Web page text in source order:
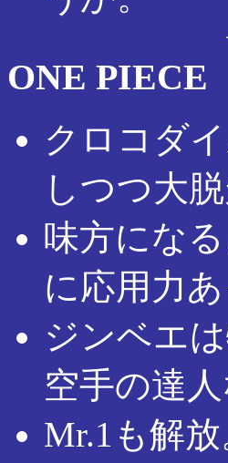
ONE PIECE
クロコダ
しつつ大脱
味方にな
に応用力
ジンベエ
空手の達
Mr.1も解